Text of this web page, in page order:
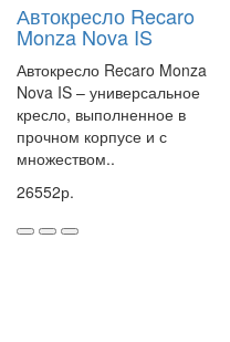
Автокресло Recaro
Monza Nova IS
Автокресло Recaro Monza
Nova IS – универсальное
кресло, выполненное в
прочном корпусе и с
множеством..
26552р.